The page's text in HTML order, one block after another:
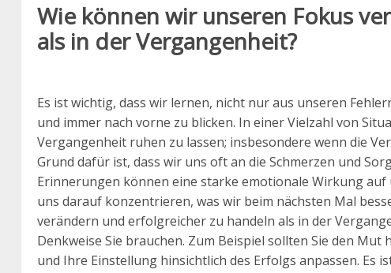
Wie können wir unseren Fokus
als in der Vergangenheit?
Es ist wichtig, dass wir lernen, nicht nur aus unseren
und immer nach vorne zu blicken. In einer Vielzahl von
Vergangenheit ruhen zu lassen; insbesondere wenn die
Grund dafür ist, dass wir uns oft an die Schmerzen und
Erinnerungen können eine starke emotionale Wirkung
uns darauf konzentrieren, was wir beim nächsten Mal
verändern und erfolgreicher zu handeln als in der
Denkweise Sie brauchen. Zum Beispiel sollten Sie den
und Ihre Einstellung hinsichtlich des Erfolgs anpassen. Es